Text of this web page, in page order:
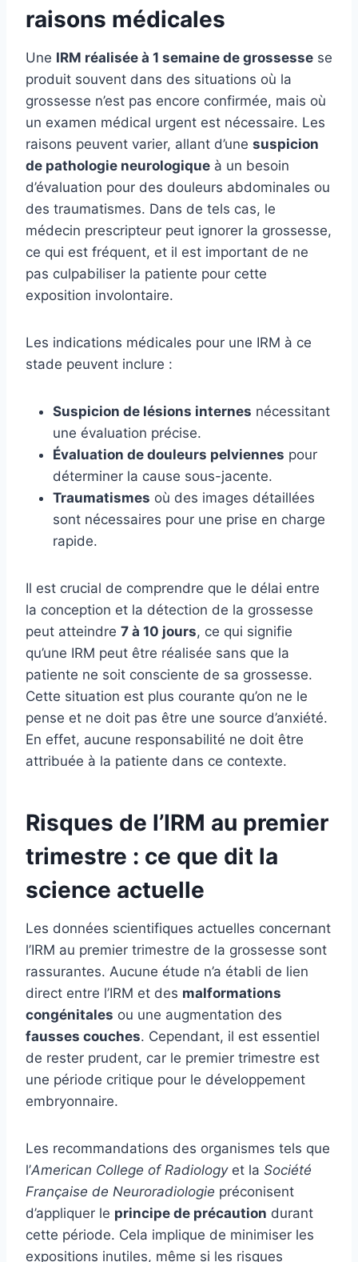
raisons médicales
Une IRM réalisée à 1 semaine de grossesse se
produit souvent dans des situations où la
grossesse n’est pas encore confirmée, mais où
un examen médical urgent est nécessaire. Les
raisons peuvent varier, allant d’une suspicion
de pathologie neurologique à un besoin
d’évaluation pour des douleurs abdominales ou
des traumatismes. Dans de tels cas, le
médecin prescripteur peut ignorer la grossesse,
ce qui est fréquent, et il est important de ne
pas culpabiliser la patiente pour cette
exposition involontaire.
Les indications médicales pour une IRM à ce
stade peuvent inclure :
Suspicion de lésions internes nécessitant
une évaluation précise.
Évaluation de douleurs pelviennes pour
déterminer la cause sous-jacente.
Traumatismes où des images détaillées
sont nécessaires pour une prise en charge
rapide.
Il est crucial de comprendre que le délai entre
la conception et la détection de la grossesse
peut atteindre 7 à 10 jours, ce qui signifie
qu’une IRM peut être réalisée sans que la
patiente ne soit consciente de sa grossesse.
Cette situation est plus courante qu’on ne le
pense et ne doit pas être une source d’anxiété.
En effet, aucune responsabilité ne doit être
attribuée à la patiente dans ce contexte.
Risques de l’IRM au premier
trimestre : ce que dit la
science actuelle
Les données scientifiques actuelles concernant
l’IRM au premier trimestre de la grossesse sont
rassurantes. Aucune étude n’a établi de lien
direct entre l’IRM et des malformations
congénitales ou une augmentation des
fausses couches. Cependant, il est essentiel
de rester prudent, car le premier trimestre est
une période critique pour le développement
embryonnaire.
Les recommandations des organismes tels que
l’American College of Radiologyet la Société
Française de Neuroradiologie préconisent
d’appliquer le principe de précaution durant
cette période. Cela implique de minimiser les
expositions inutiles, même si les risques